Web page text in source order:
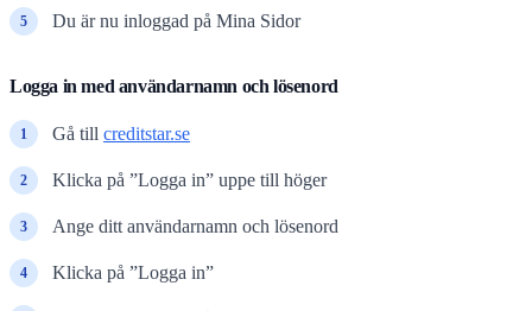
Du är nu inloggad på Mina Sidor
Logga in med användarnamn och lösenord
Gå till creditstar.se
Klicka på ”Logga in” uppe till höger
Ange ditt användarnamn och lösenord
Klicka på ”Logga in”